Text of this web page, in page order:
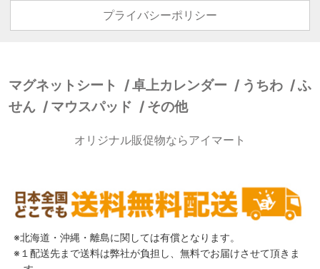
プライバシーポリシー
マグネットシート 卓上カレンダー うちわ
ふ
せん
マウスパッド その他
オリジナル販促物ならアイマート
北海道・沖縄・離島に関しては有償となります。
１配送先まで送料は弊社が負担し、無料でお届けさせて頂きま